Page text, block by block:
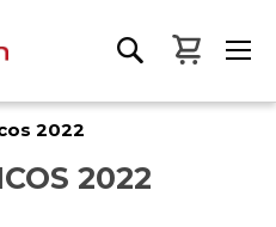
Mon
2022
2022